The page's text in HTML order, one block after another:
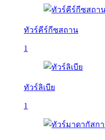
ทัวร์คีร์กีซสถาน
1
ทัวร์ลิเบีย
1